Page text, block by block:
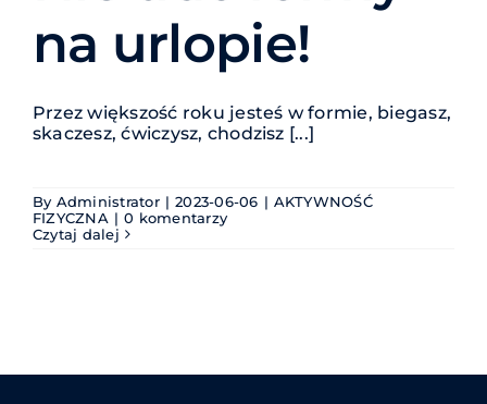
na urlopie!
Przez większość roku jesteś w formie, biegasz,
skaczesz, ćwiczysz, chodzisz [...]
By Administrator | 2023-06-06 | AKTYWNOŚĆ
FIZYCZNA | 0 komentarzy
Czytaj dalej